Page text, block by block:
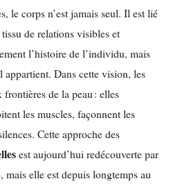
le corps n’est jamais seul. Il est lié
de relations visibles et
l’histoire de l’individu, mais
Dans cette vision, les
frontières de la peau : elles
les muscles, façonnent les
Cette approche des
est aujourd’hui redécouverte par
elle est depuis longtemps au